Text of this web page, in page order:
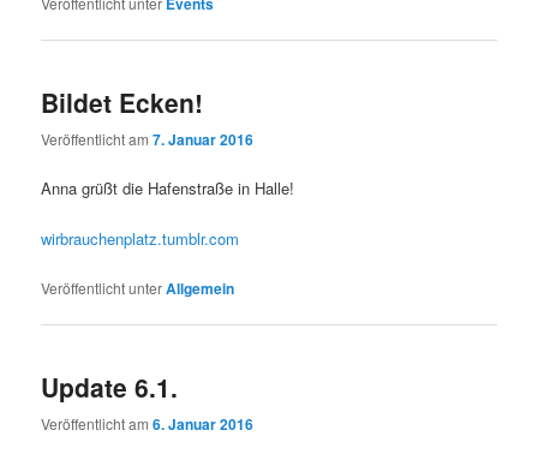
Bildet Ecken!
Veröffentlicht am7. Januar 2016
Anna grüßt die Hafenstraße in Halle!
wirbrauchenplatz.tumblr.com
Veröffentlicht unterAllgemein
Update 6.1.
Veröffentlicht am6. Januar 2016